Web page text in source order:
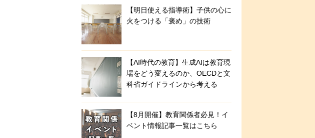
【明日使える指導術】子供の心に
火をつける「褒め」の技術
【AI時代の教育】生成AIは教育現
場をどう変えるのか、OECDと文
科省ガイドラインから考える
【8月開催】教育関係者必見！イ
ベント情報記事一覧はこちら